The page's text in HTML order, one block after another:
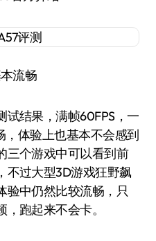
流畅
结果，满帧60FPS，一
，体验上也基本不会感到
三个游戏中可以看到前
不过大型3D游戏狂野飙
验中仍然比较流畅，只
跑起来不会卡。